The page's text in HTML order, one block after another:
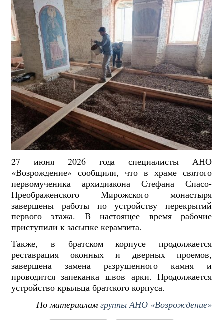
27 июня 2026 года специалисты АНО
«Возрождение» сообщили, что в храме святого
первомученика архидиакона Стефана Спасо-
Преображенского Мирожского монастыря
завершены работы по устройству перекрытий
первого этажа. В настоящее время рабочие
приступили к засыпке керамзита.
Также, в братском корпусе продолжается
реставрация оконных и дверных проемов,
завершена замена разрушенного камня и
проводится запеканка швов арки. Продолжается
устройство крыльца братского корпуса.
По материаламгруппы АНО «Возрождение»